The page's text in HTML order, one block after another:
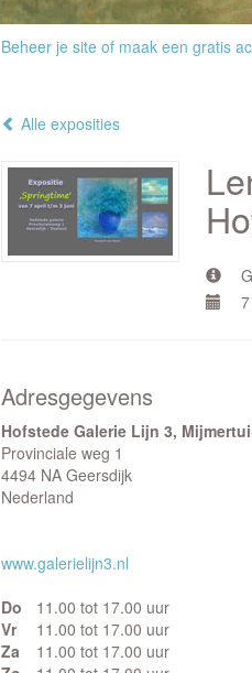
Beheer je site of maak een gratis
Alle exposities
Adresgegevens
Hofstede Galerie Lijn 3,
Provinciale weg 1
4494 NA Geersdijk
Nederland
www.galerielijn3.nl
Do
11.00 tot 17.00 uur
Vr
11.00 tot 17.00 uur
Za
11.00 tot 17.00 uur